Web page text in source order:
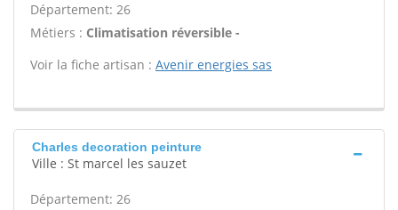
Département: 26
Métiers : Climatisation réversible -
Voir la fiche artisan : Avenir energies sas
Charles decoration peinture
Ville : St marcel les sauzet
Département: 26